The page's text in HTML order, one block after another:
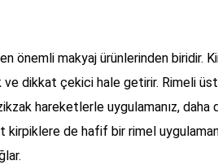
önemli makyaj ürünlerinden biridir.
ve dikkat çekici hale getirir. Rimeli
hareketlerle uygulamanız, daha
kirpiklere de hafif bir rimel